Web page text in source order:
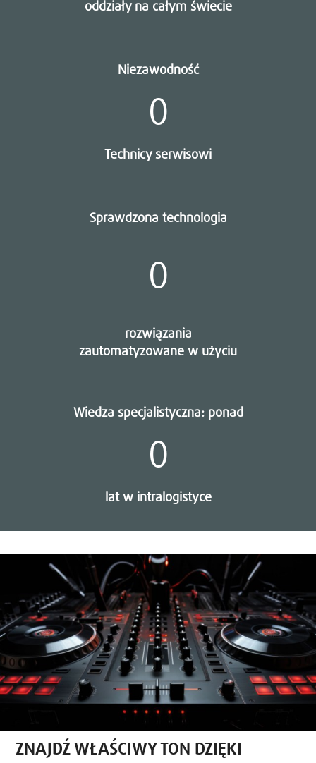
oddziały na całym świecie
Niezawodność
0
Technicy serwisowi
Sprawdzona technologia
0
rozwiązania
zautomatyzowane w użyciu
Wiedza specjalistyczna: ponad
0
lat w intralogistyce
ZNAJDŹ WŁAŚCIWY TON DZIĘKI